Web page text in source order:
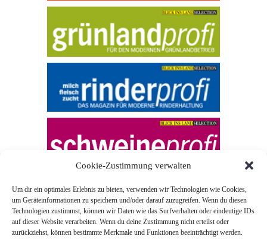
Cookie-Zustimmung verwalten
Um dir ein optimales Erlebnis zu bieten, verwenden wir Technologien wie Cookies,
um Geräteinformationen zu speichern und/oder darauf zuzugreifen. Wenn du diesen
Technologien zustimmst, können wir Daten wie das Surfverhalten oder eindeutige IDs
auf dieser Website verarbeiten. Wenn du deine Zustimmung nicht erteilst oder
zurückziehst, können bestimmte Merkmale und Funktionen beeinträchtigt werden.